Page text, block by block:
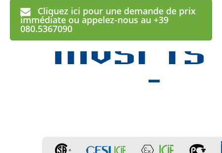
Cliquez ici pour une demande de prix
immédiate ou appelez-nous au +39
080.5367090MVSI-TS